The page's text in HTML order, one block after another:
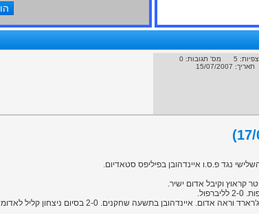
מס' תגובות: 0
תאריך: 15/07/2007
נגד פ.ס.ו איינדהובן בפיליפס סטאדיום.